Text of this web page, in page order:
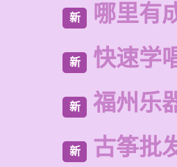
新 哪里有
新 快速学
新 福州乐
新 古筝批